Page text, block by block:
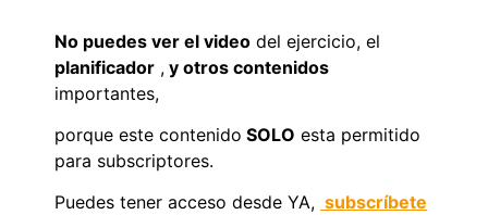
No puedes ver el video del ejercicio, el
planificador , y otros contenidos
importantes,
porque este contenido SOLO esta permitido
para subscriptores.
Puedes tener acceso desde YA, subscríbete